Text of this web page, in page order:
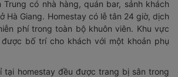
Trung có nhà hàng, quán bar, sảnh khách
Hà Giang. Homestay có lễ tân 24 giờ, dịch
phí trong toàn bộ khuôn viên. Khu vực
bố trí cho khách với một khoản phụ
tại homestay đều được trang bị sân trong